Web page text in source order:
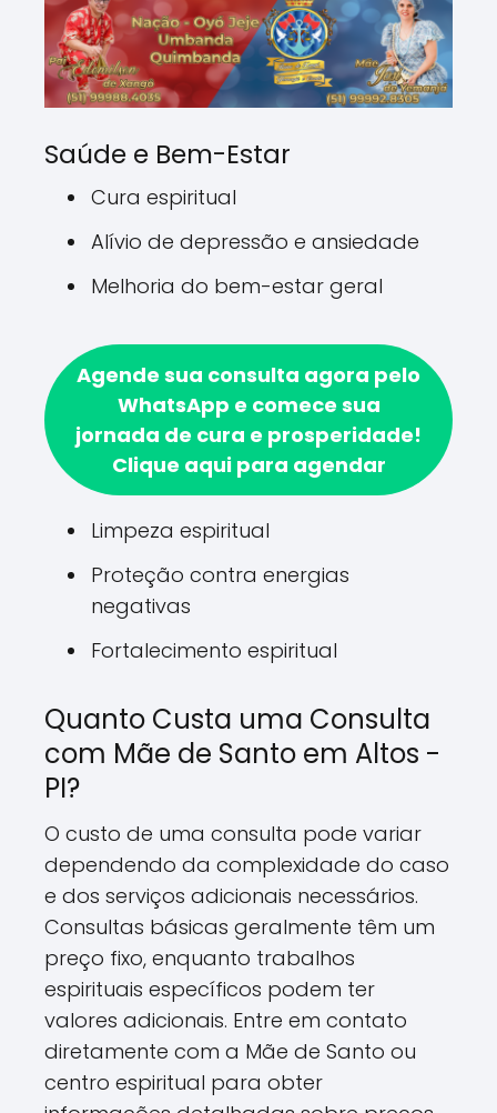
Saúde e Bem-Estar
Cura espiritual
Alívio de depressão e ansiedade
Melhoria do bem-estar geral
Agende sua consulta agora pelo
WhatsApp e comece sua
jornada de cura e prosperidade!
Clique aqui para agendar
Limpeza espiritual
Proteção contra energias
negativas
Fortalecimento espiritual
Quanto Custa uma Consulta
com Mãe de Santo em Altos -
PI?
O custo de uma consulta pode variar
dependendo da complexidade do caso
e dos serviços adicionais necessários.
Consultas básicas geralmente têm um
preço fixo, enquanto trabalhos
espirituais específicos podem ter
valores adicionais. Entre em contato
diretamente com a Mãe de Santo ou
centro espiritual para obter